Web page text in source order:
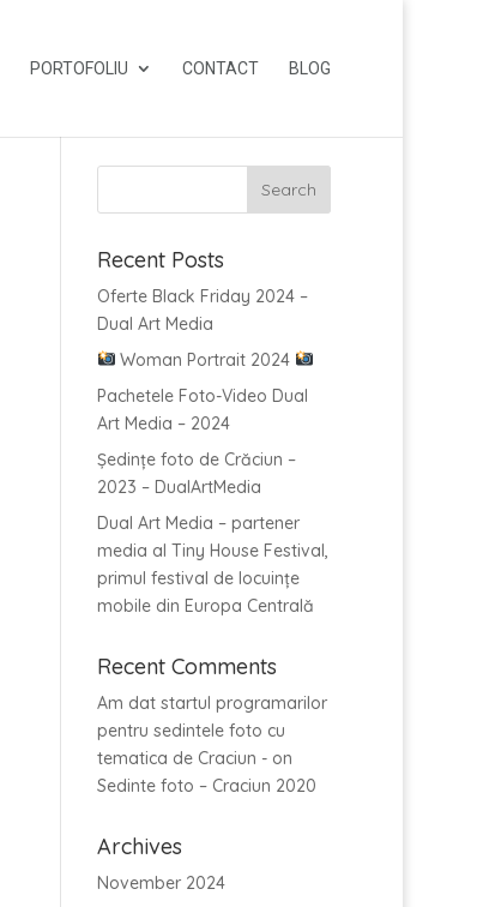
PORTOFOLIU CONTACT BLOG
Recent Posts
Oferte Black Friday 2024 –
Dual Art Media
Woman Portrait 2024
Pachetele Foto-Video Dual
Art Media – 2024
Ședințe foto de Crăciun –
2023 – DualArtMedia
Dual Art Media – partener
media al Tiny House Festival,
primul festival de locuințe
mobile din Europa Centrală
Recent Comments
Am dat startul programarilor
pentru sedintele foto cu
tematica de Craciun -on
Sedinte foto – Craciun 2020
Archives
November 2024